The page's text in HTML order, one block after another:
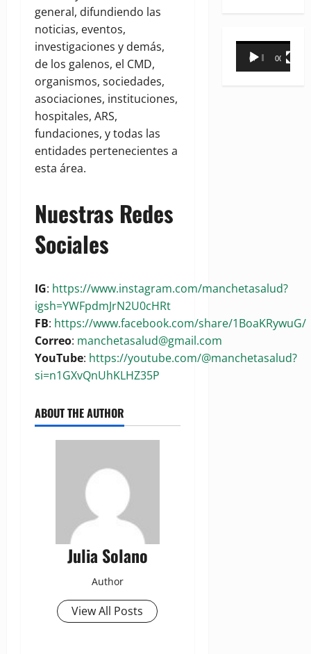
general, difundiendo las
noticias, eventos,
investigaciones y demás,
de los galenos, el CMD,
organismos, sociedades,
asociaciones, instituciones,
hospitales, ARS,
fundaciones, y todas las
entidades pertenecientes a
esta área.
Nuestras Redes
Sociales
IG: https://www.instagram.com/manchetasalud?
igsh=YWFpdmJrN2U0cHRt
FB: https://www.facebook.com/share/1BoaKRywuG/
Correo: manchetasalud@gmail.com
YouTube: https://youtube.com/@manchetasalud?
si=n1GXvQnUhKLHZ35P
ABOUT THE AUTHOR
Julia Solano
Author
View All Posts
Reproductor
00:00 00:31